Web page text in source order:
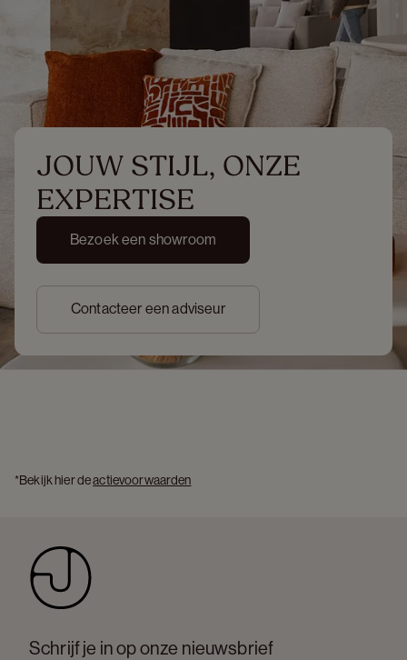
JOUW STIJL, ONZE
EXPERTISE
Bezoek een showroom
Contacteer een adviseur
*Bekijk hier de actievoorwaarden
Schrijf je in op onze nieuwsbrief